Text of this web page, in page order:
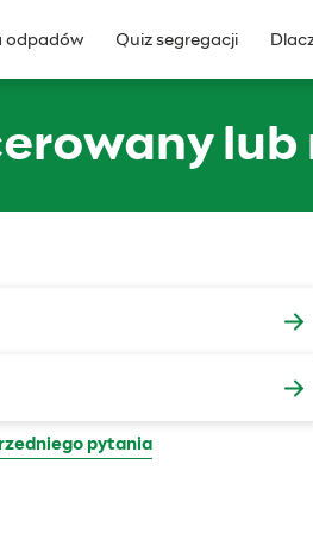
odpadów Quiz segregacji
pytania